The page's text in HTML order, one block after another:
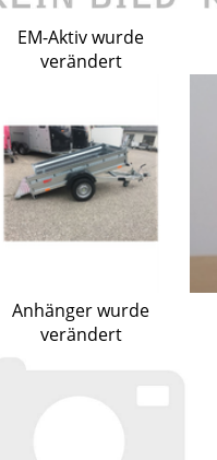
EM-Aktiv wurde
verändert
Anhänger wurde
verändert